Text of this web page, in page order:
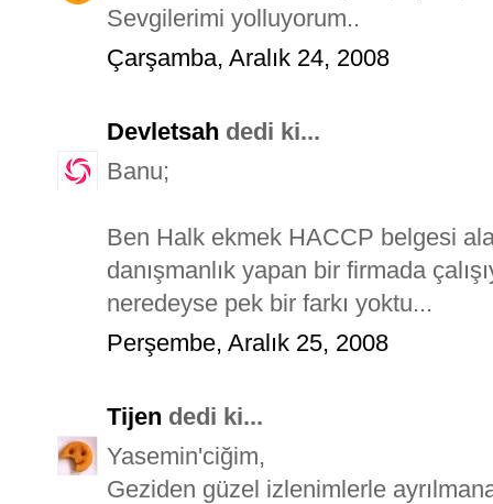
Sevgilerimi yolluyorum..
Çarşamba, Aralık 24, 2008
Devletsah dedi ki...
Banu;
Ben Halk ekmek HACCP belgesi
danışmanlık yapan bir firmada
neredeyse pek bir farkı yoktu...
Perşembe, Aralık 25, 2008
Tijen dedi ki...
Yasemin'ciğim,
Geziden güzel izlenimlerle